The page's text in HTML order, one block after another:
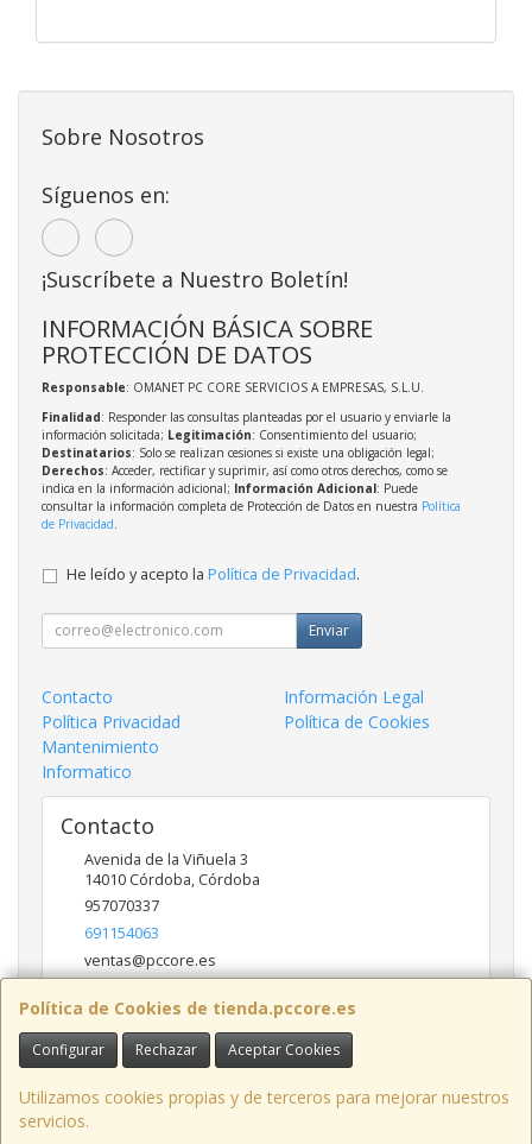
Política de Cookies de tienda.pccore.es
Configurar Rechazar Aceptar Cookies
Utilizamos cookies propias y de terceros para mejorar nuestros
servicios.
Sobre Nosotros
Síguenos en:
¡Suscríbete a Nuestro Boletín!
INFORMACIÓN BÁSICA SOBRE
PROTECCIÓN DE DATOS
Responsable: OMANET PC CORE SERVICIOS A EMPRESAS, S.L.U.
Finalidad: Responder las consultas planteadas por el usuario y enviarle la
información solicitada; Legitimación: Consentimiento del usuario;
Destinatarios: Solo se realizan cesiones si existe una obligación legal;
Derechos: Acceder, rectificar y suprimir, así como otros derechos, como se
indica en la información adicional; Información Adicional: Puede
consultar la información completa de Protección de Datos en nuestra Política
de Privacidad
He leído y acepto la Política de Privacidad.
Enviar
Contacto
Información Legal
Política Privacidad
Política de Cookies
Mantenimiento
Informatico
Contacto
Avenida de la Viñuela 3
14010 Córdoba, Córdoba
957070337
691154063
ventas@pccore.es
Horario
10-13:30